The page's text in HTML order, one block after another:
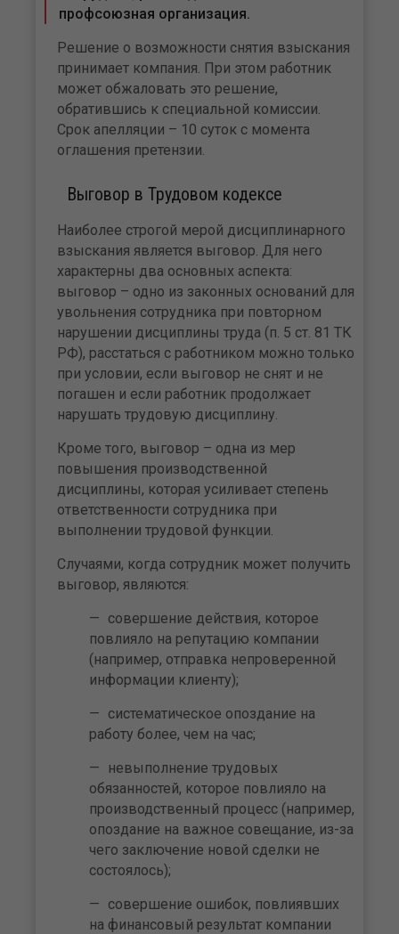
профсоюзная организация.
Решение о возможности снятия взыскания
принимает компания. При этом работник
может обжаловать это решение,
обратившись к специальной комиссии.
Срок апелляции – 10 суток с момента
оглашения претензии.
Выговор в Трудовом кодексе
Наиболее строгой мерой дисциплинарного
взыскания является выговор. Для него
характерны два основных аспекта:
выговор – одно из законных оснований для
увольнения сотрудника при повторном
нарушении дисциплины труда (п. 5 ст. 81 ТК
РФ), расстаться с работником можно только
при условии, если выговор не снят и не
погашен и если работник продолжает
нарушать трудовую дисциплину.
Кроме того, выговор – одна из мер
повышения производственной
дисциплины, которая усиливает степень
ответственности сотрудника при
выполнении трудовой функции.
Случаями, когда сотрудник может получить
выговор, являются:
совершение действия, которое
повлияло на репутацию компании
(например, отправка непроверенной
информации клиенту);
систематическое опоздание на
работу более, чем на час;
невыполнение трудовых
обязанностей, которое повлияло на
производственный процесс (например,
опоздание на важное совещание, из-за
чего заключение новой сделки не
состоялось);
совершение ошибок, повлиявших
на финансовый результат компании